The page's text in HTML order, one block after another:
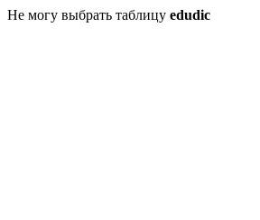
Не могу выбрать таблицу edudic